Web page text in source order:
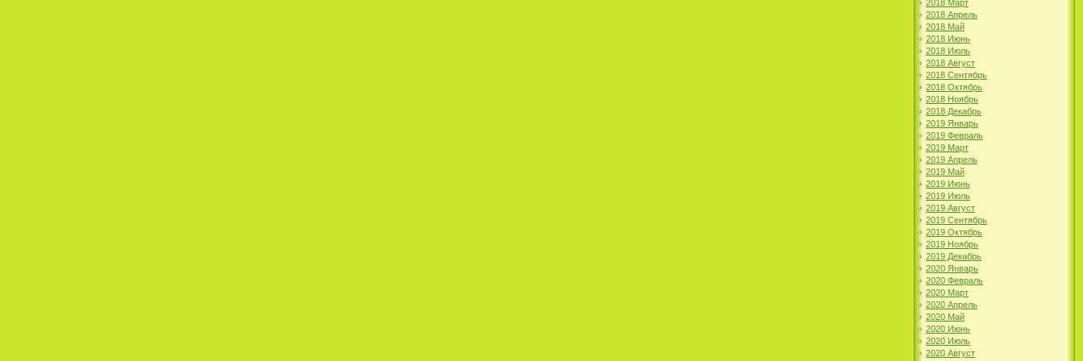
2018 Март
2018 Апрель
2018 Май
2018 Июнь
2018 Июль
2018 Август
2018 Сентябрь
2018 Октябрь
2018 Ноябрь
2018 Декабрь
2019 Январь
2019 Февраль
2019 Март
2019 Апрель
2019 Май
2019 Июнь
2019 Июль
2019 Август
2019 Сентябрь
2019 Октябрь
2019 Ноябрь
2019 Декабрь
2020 Январь
2020 Февраль
2020 Март
2020 Апрель
2020 Май
2020 Июнь
2020 Июль
2020 Август